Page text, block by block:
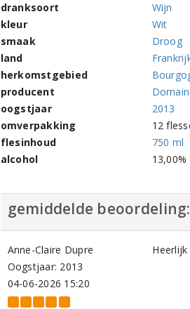
dranksoort
Wijn
kleur
Wit
smaak
Droog
land
herkomstgebied
producent
oogstjaar
2013
omverpakking
12
flesinhoud
750 ml
alcohol
13,00%
gemiddelde beoordeling:
Anne-Claire Dupre
Oogstjaar: 2013
04-06-2026 15:20